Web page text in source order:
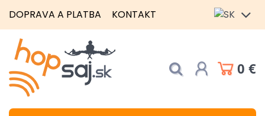
DOPRAVA A PLATBA KONTAKT
0 €